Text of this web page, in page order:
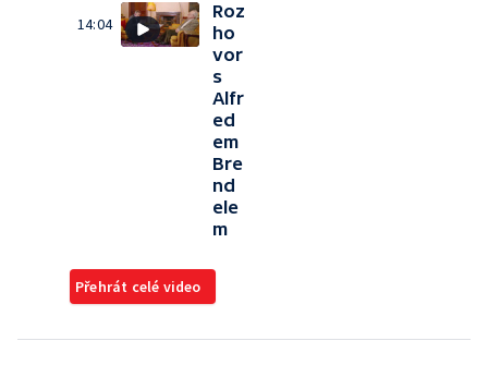
14:04
Roz
ho
vor
s
Alfr
ed
em
Bre
nd
ele
m
Přehrát celé video